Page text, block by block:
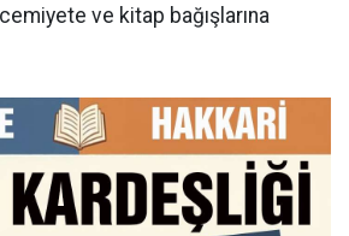
ve kitap bağışlarına